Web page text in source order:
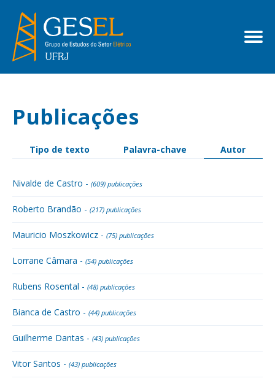
Publicações
Tipo de texto Palavra-chave Autor
Nivalde de Castro - (609) publicações
Roberto Brandão - (217) publicações
Mauricio Moszkowicz - (75) publicações
Lorrane Câmara - (54) publicações
Rubens Rosental - (48) publicações
Bianca de Castro - (44) publicações
Guilherme Dantas - (43) publicações
Vitor Santos - (43) publicações